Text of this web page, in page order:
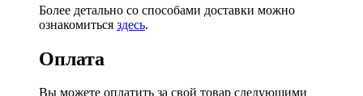
Более детально со способами доставки можно
ознакомиться здесь.
Оплата
Вы можете оплатить за свой товар следующими